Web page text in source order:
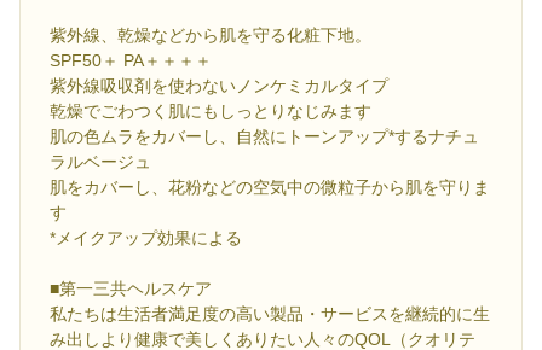
紫外線、乾燥などから肌を守る化粧下地。
SPF50＋ PA＋＋＋＋
紫外線吸収剤を使わないノンケミカルタイプ
乾燥でごわつく肌にもしっとりなじみます
肌の色ムラをカバーし、自然にトーンアップ*するナチュ
ラルベージュ
肌をカバーし、花粉などの空気中の微粒子から肌を守りま
す
*メイクアップ効果による
■第一三共ヘルスケア
私たちは生活者満足度の高い製品・サービスを継続的に生
み出しより健康で美しくありたい人々のQOL（クオリテ